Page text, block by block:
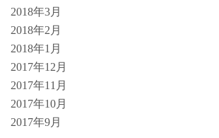
2018年3月
2018年2月
2018年1月
2017年12月
2017年11月
2017年10月
2017年9月